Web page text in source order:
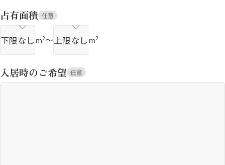
占有面積 任意
m2～ m2
入居時のご希望 任意